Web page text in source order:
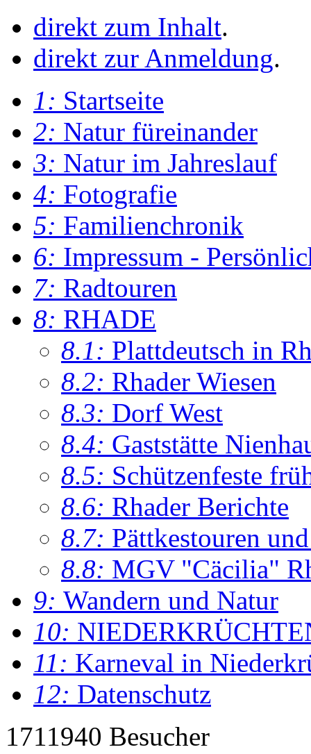
direkt zum Inhalt.
direkt zur Anmeldung.
1: Startseite
2: Natur füreinander
3: Natur im Jahreslauf
4: Fotografie
5: Familienchronik
6: Impressum -
7: Radtouren
8: RHADE
8.1: Plattdeutsch in
8.2: Rhader Wiesen
8.3: Dorf West
8.4: Gaststätte
8.5: Schützenfeste
8.6: Rhader Berichte
8.7: Pättkestouren
8.8: MGV "Cäcilia"
9: Wandern und Natur
10:
11: Karneval in
12: Datenschutz
1711940 Besucher